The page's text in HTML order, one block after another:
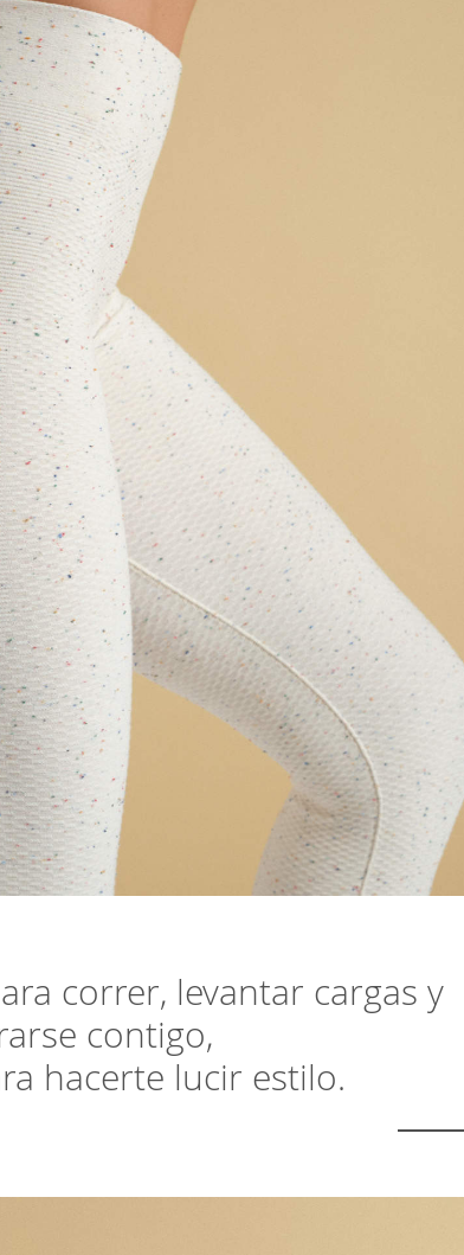
correr, levantar cargas y
contigo,
hacerte lucir estilo.